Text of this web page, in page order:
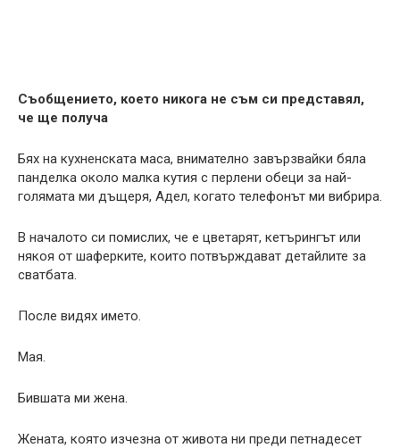
Съобщението, което никога не съм си представял,
че ще получа
Бях на кухненската маса, внимателно завързвайки бяла
панделка около малка кутия с перлени обеци за най-
голямата ми дъщеря, Адел, когато телефонът ми вибрира.
В началото си помислих, че е цветарят, кетърингът или
някоя от шаферките, които потвърждават детайлите за
сватбата.
После видях името.
Мая.
Бившата ми жена.
Жената, която изчезна от живота ни преди петнадесет